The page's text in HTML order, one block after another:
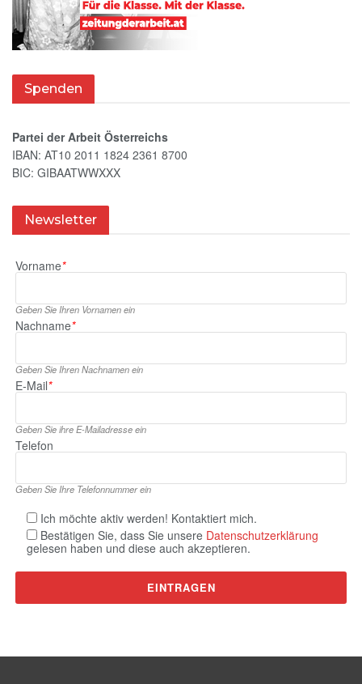
Spenden
Partei der Arbeit Österreichs
IBAN: AT10 2011 1824 2361 8700
BIC: GIBAATWWXXX
Newsletter
Vorname*
Geben Sie Ihren Vornamen ein
Nachname*
Geben Sie Ihren Nachnamen ein
E‑Mail*
Geben Sie ihre E‑Mailadresse ein
Telefon
Geben Sie Ihre Telefonnummer ein
Ich möchte aktiv werden! Kontaktiert mich.
Bestätigen Sie, dass Sie unsere Datenschutzerklärung
gelesen haben und diese auch akzeptieren.